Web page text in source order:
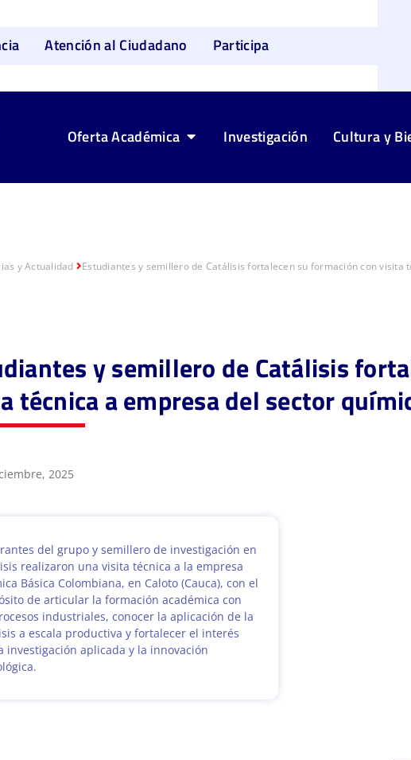
Atención al Ciudadano Participa
Oferta Académica Investigación Cultura y
y Actualidad Estudiantes y semillero de Catálisis fortalecen su formación con visita
y semillero de Catálisis
técnica a empresa del sector
2025
del grupo y semillero de investigación en
realizaron una visita técnica a la empresa
Básica Colombiana, en Caloto (Cauca), con el
de articular la formación académica con
industriales, conocer la aplicación de la
a escala productiva y fortalecer el interés
investigación aplicada y la innovación